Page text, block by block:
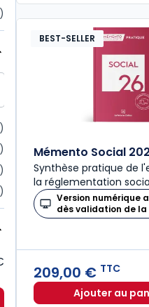
BEST-SELLER
Mémento Social
Synthèse pratique de
la réglementation
Version numérique
dès validation de
209,00 € TTC
Ajouter au